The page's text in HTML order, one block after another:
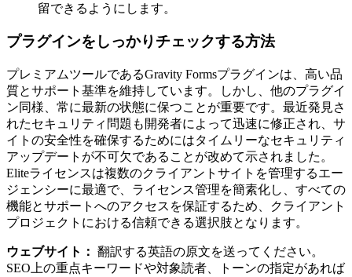
留できるようにします。
プラグインをしっかりチェックする方法
プレミアムツールであるGravity Formsプラグインは、高い品
質とサポート基準を維持しています。しかし、他のプラグイ
ン同様、常に最新の状態に保つことが重要です。最近発見さ
れたセキュリティ問題も開発者によって迅速に修正され、サ
イトの安全性を確保するためにはタイムリーなセキュリティ
アップデートが不可欠であることが改めて示されました。
Eliteライセンスは複数のクライアントサイトを管理するエー
ジェンシーに最適で、ライセンス管理を簡素化し、すべての
機能とサポートへのアクセスを保証するため、クライアント
プロジェクトにおける信頼できる選択肢となります。
ウェブサイト： 翻訳する英語の原文を送ってください。
SEO上の重点キーワードや対象読者、トーンの指定があれば